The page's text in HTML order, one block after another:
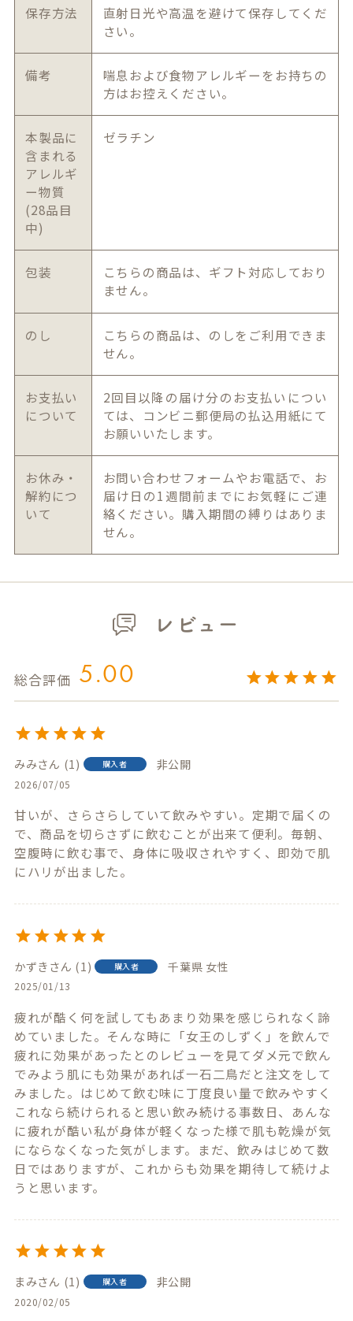
保存方法
直射日光や高温を避けて保存してくだ
さい。
備考
喘息および食物アレルギーをお持ちの
方はお控えください。
本製品に
含まれる
アレルギ
ー物質
(28品目
中)
ゼラチン
包装
こちらの商品は、ギフト対応しており
ません。
のし
こちらの商品は、のしをご利用できま
せん。
お支払い
について
2回目以降の届け分のお支払いについ
ては、コンビニ郵便局の払込用紙にて
お願いいたします。
お休み・
解約につ
いて
お問い合わせフォームやお電話で、お
届け日の1週間前までにお気軽にご連
絡ください。購入期間の縛りはありま
せん。
レビュー
5.00
みみ 1 購入者 非公開
2026/07/05
甘いが、さらさらしていて飲みやすい。定期で届くの
で、商品を切らさずに飲むことが出来て便利。毎朝、
空腹時に飲む事で、身体に吸収されやすく、即効で肌
にハリが出ました。
かずき 1 購入者 千葉県 女性
2025/01/13
疲れが酷く何を試してもあまり効果を感じられなく諦
めていました。そんな時に「女王のしずく」を飲んで
疲れに効果があったとのレビューを見てダメ元で飲ん
でみよう肌にも効果があれば一石二鳥だと注文をして
みました。はじめて飲む味に丁度良い量で飲みやすく
これなら続けられると思い飲み続ける事数日、あんな
に疲れが酷い私が身体が軽くなった様で肌も乾燥が気
にならなくなった気がします。まだ、飲みはじめて数
日ではありますが、これからも効果を期待して続けよ
うと思います。
まみ 1 購入者 非公開
2020/02/05